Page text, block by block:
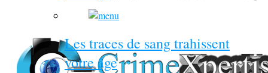
Les traces de sang trahissent
votre âge